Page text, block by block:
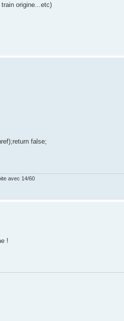
origine...etc)
false;
avec 14/60
!